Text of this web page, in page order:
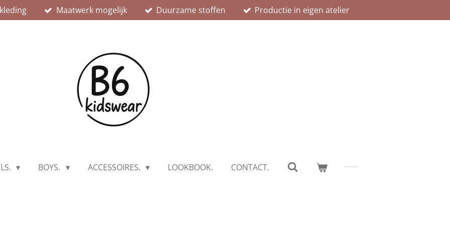
Maatwerk mogelijk Duurzame stoffen Productie in eigen atelier
BOYS. ACCESSOIRES. LOOKBOOK. CONTACT.